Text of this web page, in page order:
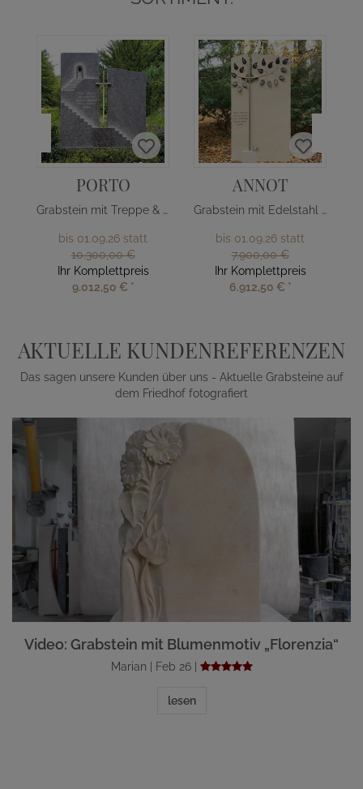
PORTO
Grabstein mit Treppe & Edelstahl Kreuz
bis 01.09.26 statt
10.300,00 €
Ihr Komplettpreis
9.012,50 € *
ANNOT
Grabstein mit Edelstahl Baum
bis 01.09.26 statt
7.900,00 €
Ihr Komplettpreis
6.912,50 € *
AKTUELLE KUNDENREFERENZEN
Das sagen unsere Kunden über uns - Aktuelle Grabsteine auf
dem Friedhof fotografiert
Video: Grabstein mit Blumenmotiv „Florenzia“
Marian | Feb 26 |
lesen